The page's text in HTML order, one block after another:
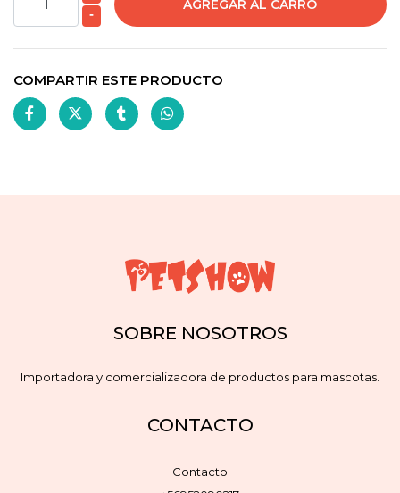
-
COMPARTIR ESTE PRODUCTO
SOBRE NOSOTROS
Importadora y comercializadora de productos para mascotas.
CONTACTO
Contacto